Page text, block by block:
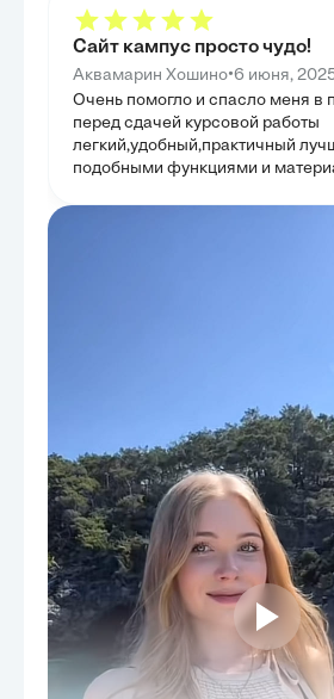
Сайт кампус просто чудо!
Аквамарин Хошино•6 июня,
Очень помогло и спасло меня в
перед сдачей курсовой работы
легкий,удобный,практичный
подобными функциями и